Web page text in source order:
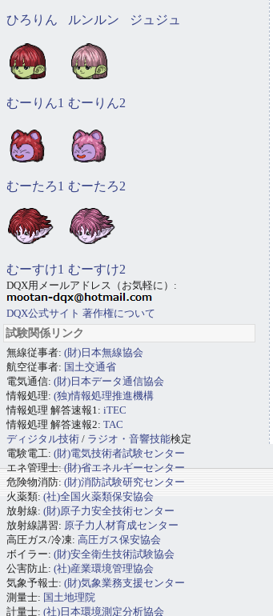
ひろりん ルンルン ジュジュ
むーりん1 むーりん2
むーたろ1 むーたろ2
むーすけ1 むーすけ2
DQX用メールアドレス（お気軽に）:
DQX公式サイト 著作権について
試験関係リンク
無線従事者: (財)日本無線協会
航空従事者: 国土交通省
電気通信: (財)日本データ通信協会
情報処理: (独)情報処理推進機構
情報処理 解答速報1: iTEC
情報処理 解答速報2: TAC
ディジタル技術 / ラジオ・音響技能検定
電験電工: (財)電気技術者試験センター
エネ管理士:(財)省エネルギーセンター
危険物消防: (財)消防試験研究センター
火薬類: (社)全国火薬類保安協会
放射線: (財)原子力安全技術センター
放射線講習: 原子力人材育成センター
高圧ガス/冷凍: 高圧ガス保安協会
ボイラー: (財)安全衛生技術試験協会
公害防止: (社)産業環境管理協会
気象予報士: (財)気象業務支援センター
測量士: 国土地理院
計量士: (社)日本環境測定分析協会